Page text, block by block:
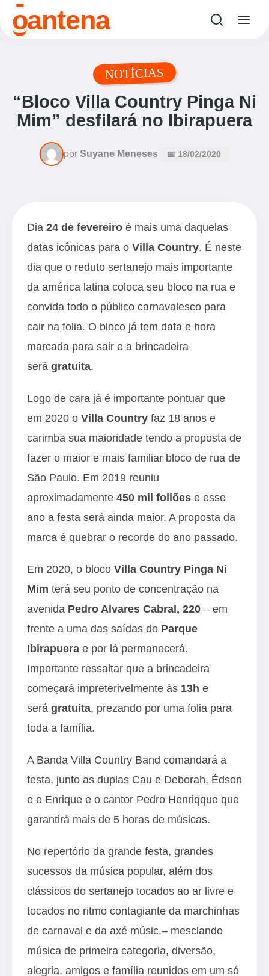
oantena
NOTÍCIAS
“Bloco Villa Country Pinga Ni
Mim” desfilará no Ibirapuera
por Suyane Meneses 📅 18/02/2020
Dia 24 de fevereiro é mais uma daquelas
datas icônicas para o Villa Country. É neste
dia que o reduto sertanejo mais importante
da américa latina coloca seu bloco na rua e
convida todo o público carnavalesco para
cair na folia. O bloco já tem data e hora
marcada para sair e a brincadeira
será gratuita.
Logo de cara já é importante pontuar que
em 2020 o Villa Country faz 18 anos e
carimba sua maioridade tendo a proposta de
fazer o maior e mais familiar bloco de rua de
São Paulo. Em 2019 reuniu
aproximadamente 450 mil foliões e esse
ano a festa será ainda maior. A proposta da
marca é quebrar o recorde do ano passado.
Em 2020, o bloco Villa Country Pinga Ni
Mim terá seu ponto de concentração na
avenida Pedro Alvares Cabral, 220 – em
frente a uma das saídas do Parque
Ibirapuera e por lá permanecerá.
Importante ressaltar que a brincadeira
começará impreterivelmente às 13h e
será gratuita, prezando por uma folia para
toda a família.
A Banda Villa Country Band comandará a
festa, junto as duplas Cau e Deborah, Édson
e e Enrique e o cantor Pedro Henriqque que
garantirá mais de 5 horas de músicas.
No repertório da grande festa, grandes
sucessos da música popular, além dos
clássicos do sertanejo tocados ao ar livre e
tocados no ritmo contagiante da marchinhas
de carnaval e da axé músic.– mesclando
música de primeira categoria, diversão,
alegria, amigos e família reunidos em um só